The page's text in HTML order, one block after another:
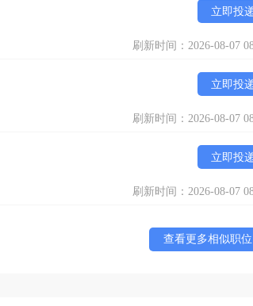
立即投
刷新时间：2026-08-07
立即投
刷新时间：2026-08-07
立即投
刷新时间：2026-08-07
查看更多相似职